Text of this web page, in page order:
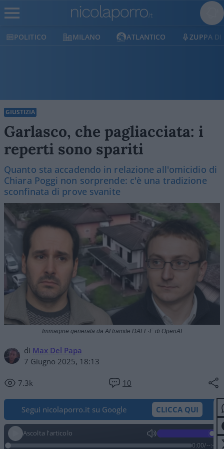
MILANO ATLANTICO ZUPPA DI PORRO
GIUSTIZIA
Garlasco, che pagliacciata: i
reperti sono spariti
Quanto sta accadendo in relazione all'omicidio di
Chiara Poggi non sorprende: c'è una tradizione
sconfinata di prove svanite
di Max Del Papa
7 Giugno 2025, 18:13
7.3k 10
Immagine generata da AI tramite DALL·E di OpenAI
Segui nicolaporro.it su Google CLICCA QUI
Ascolta l'articolo
0:00/--:--